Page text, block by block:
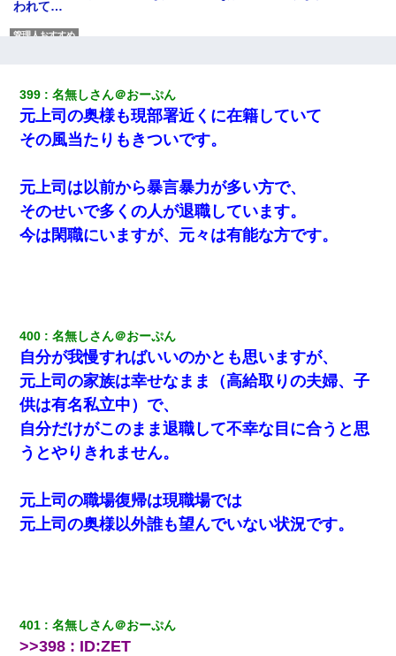
われて…
出張中の旦那から『フリンしやがって、このクズ』と電話が。私
「本当に家まで来たの？証拠は？」旦那「俺の言葉が信じられな
いのか！」→ 離婚後
【衝撃】ある工場に配属すると、女の人がみんな退職してしま
う。会社「仕事がハードだし田舎で娯楽も少ないからキツイの
か…」→ 実際は違った
じゃ？）→俺電話「今何してんの？」同僚「シーで並んでるこ
と！」俺「会社にいない？」→次の瞬間、すごい鳥肌が立った
私「結婚やめるわ」 婚約者「え？なんでなんで？」 → 放置した
結果…｜生活｜ワロタあんてな
【悲報】お風呂で父親と姉が完全に行為してるんだが...
わい(42)渋谷の夜のサービスで19の女の子にゴックンさせた結果
ｗｗｗｗｗｗｗｗ
兄の新しい嫁がやらかしすぎて辛い。当たり前のように実家や姪
の幼稚園に来る
399 名無しさん＠おーぷん
元上司の奥様も現部署近くに在籍していて
その風当たりもきついです。
元上司は以前から暴言暴力が多い方で、
そのせいで多くの人が退職しています。
今は閑職にいますが、元々は有能な方です。
400 名無しさん＠おーぷん
自分が我慢すればいいのかとも思いますが、
元上司の家族は幸せなまま（高給取りの夫婦、子
供は有名私立中）で、
自分だけがこのまま退職して不幸な目に合うと思
うとやりきれません。
元上司の職場復帰は現職場では
元上司の奥様以外誰も望んでいない状況です。
401 名無しさん＠おーぷん
>>398 : ID:ZET